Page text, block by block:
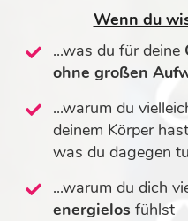
Wenn du
...was du für deine
ohne großen
...warum du
deinem Körper
was du dagegen
...warum du dich
energielos fühlst